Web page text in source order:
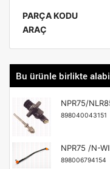
PARÇA KODU
ARAÇ
Bu ürünle birlikte
NPR75/
898040043151
NPR75 /N-
898006794154